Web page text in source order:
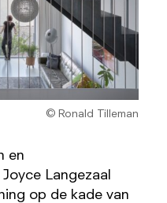
© Ronald Tilleman
en
Langezaal
op de kade van